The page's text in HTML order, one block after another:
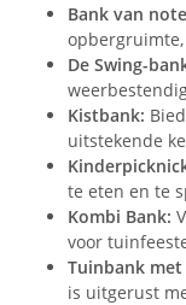
Bank van
De Swing-
Kistbank:
uitstekende
te eten en te
Kombi Bank:
voor
Tuinbank
is uitgerust